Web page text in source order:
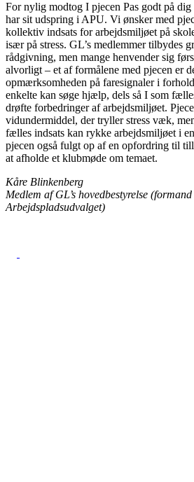
For nylig modtog I pjecen Pas godt på
har sit udspring i APU. Vi ønsker med
kollektiv indsats for arbejdsmiljøet på
især på stress. GL’s medlemmer tilbydes
rådgivning, men mange henvender sig
alvorligt – et af formålene med pjecen er
opmærksomheden på faresignaler i
enkelte kan søge hjælp, dels så I som
drøfte forbedringer af arbejdsmiljøet.
vidundermiddel, der tryller stress væk,
fælles indsats kan rykke arbejdsmiljøet i
pjecen også fulgt op af en opfordring til
at afholde et klubmøde om temaet.
Kåre Blinkenberg
Medlem af GL’s hovedbestyrelse
Arbejdspladsudvalget)